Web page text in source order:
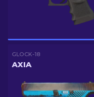
GLOCK-18
AXIA